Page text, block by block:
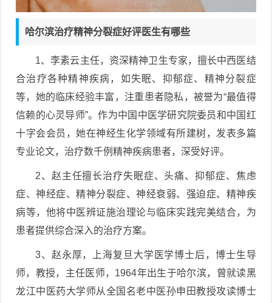
哈尔滨治疗精神分裂症好评医生有哪些
1、李素云主任，资深精神卫生专家，擅长中西医结
合治疗各种精神疾病，如失眠、抑郁症、精神分裂症
等，她的临床经验丰富，注重患者隐私，被誉为“最值得
信赖的心灵导师”。作为中国中医学研究院委员和中国红
十字会会员，她在神经生化学领域有所建树，发表多篇
专业论文，治疗数千例精神疾病患者，深受好评。
2、赵主任擅长治疗失眠症、头痛、抑郁症、焦虑
症、神经症、精神分裂症、神经衰弱、强迫症、精神疾
病等，他将中医辨证施治理论与临床实践完美结合，为
患者提供综合深入的治疗方案。
3、赵永厚，上海复旦大学医学博士后，博士生导
师，教授，主任医师，1964年出生于哈尔滨，曾就读黑
龙江中医药大学师从全国名老中医孙申田教授攻读博士